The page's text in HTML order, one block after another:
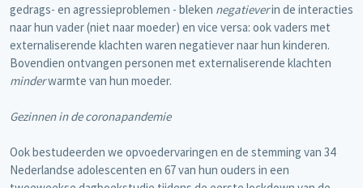
gedrags- en agressieproblemen - bleken negatieverin de interacties
naar hun vader (niet naar moeder) en vice versa: ook vaders met
externaliserende klachten waren negatiever naar hun kinderen.
Bovendien ontvangen personen met externaliserende klachten
minderwarmte van hun moeder.
Gezinnen in de coronapandemie
Ook bestudeerden we opvoedervaringen en de stemming van 34
Nederlandse adolescenten en 67 van hun ouders in een